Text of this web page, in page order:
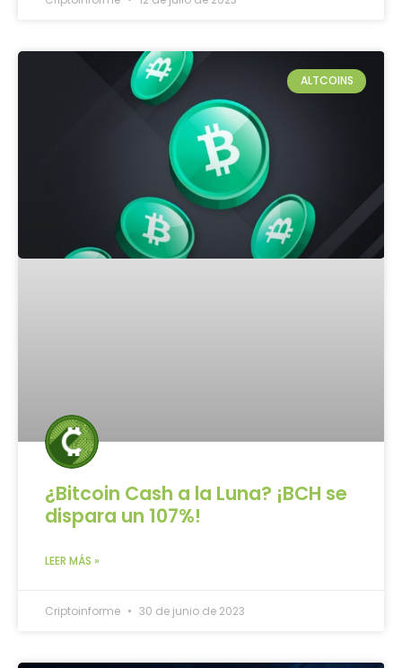
ALTCOINS
¿Bitcoin Cash a la Luna? ¡BCH se
dispara un 107%!
LEER MÁS »
Criptoinforme 30 de junio de 2023